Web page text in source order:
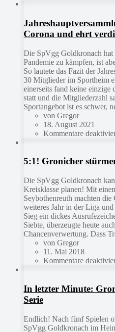
Corona und ehrt
Die SpVgg Goldkronach
Pandemie zu kämpfen, ist
So lautete das Fazit der
30 Mitglieder im Sportheim
einerseits fand keine einzige
statt und die Mitgliederzahl
Sportangebot ist es schwer,
von Gregor
18. August 2021
Kommentare
5:1! Gronicher
Die SpVgg Goldkronach
Kreisklasse planen! Mit
Seybothenreuth machten
weiteres Jahr in der Liga
Sieg ein dickes
Siebte, überzeugte heute
Chancenverwertung. Dass
von Gregor
11. Mai 2018
Kommentare
In letzter Minute:
Serie
Endlich! Nach fünf Spielen
SpVgg Goldkronach im